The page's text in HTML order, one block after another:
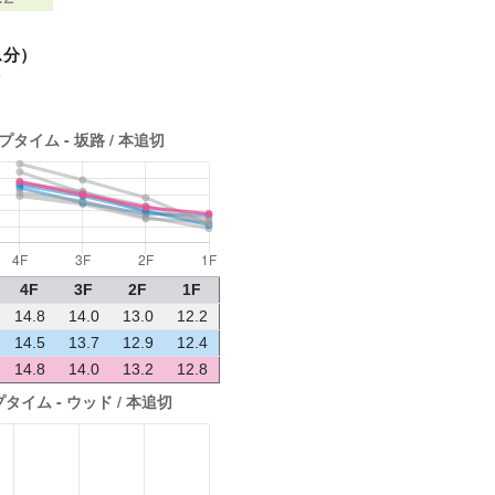
）
4F 3F 2F
1F
14.8 14.0 13.0
12.2
14.5 13.7 12.9
12.4
14.8 14.0 13.2 12.8